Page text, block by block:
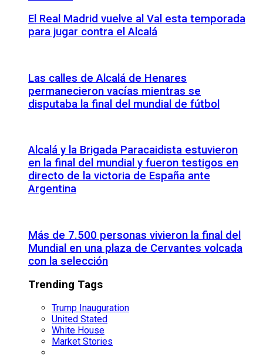
El Real Madrid vuelve al Val esta temporada
para jugar contra el Alcalá
Las calles de Alcalá de Henares
permanecieron vacías mientras se
disputaba la final del mundial de fútbol
Alcalá y la Brigada Paracaidista estuvieron
en la final del mundial y fueron testigos en
directo de la victoria de España ante
Argentina
Más de 7.500 personas vivieron la final del
Mundial en una plaza de Cervantes volcada
con la selección
Trending Tags
Trump Inauguration
United Stated
White House
Market Stories